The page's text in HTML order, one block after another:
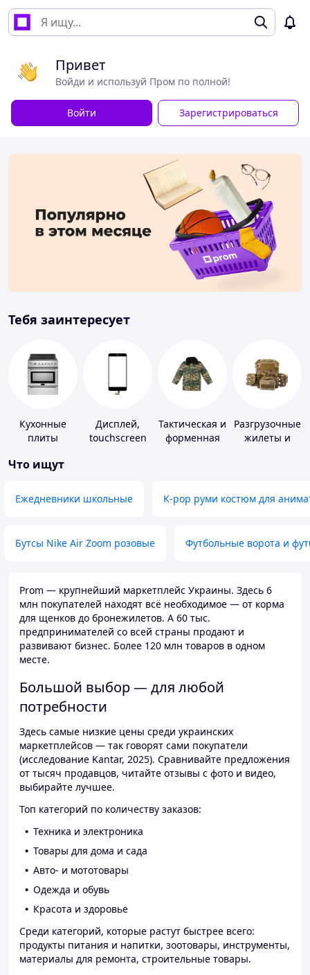
Привет
Войди и используй Пром по полной!
Войти Зарегистрироваться
Тебя заинтересует
Кухонные
плиты
Дисплей,
touchscreen
Тактическая и
форменная
Разгрузочные
жилеты и
Что ищут
Ежедневники школьные K-pop руми костюм для
Бутсы Nike Air Zoom розовые Футбольные ворота и
Prom — крупнейший маркетплейс Украины. Здесь 6
млн покупателей находят всё необходимое — от корма
для щенков до бронежилетов. А 60 тыс.
предпринимателей со всей страны продают и
развивают бизнес. Более 120 млн товаров в одном
месте.
Большой выбор — для любой
потребности
Здесь самые низкие цены среди украинских
маркетплейсов — так говорят сами покупатели
(исследование Kantar, 2025). Сравнивайте предложения
от тысяч продавцов, читайте отзывы с фото и видео,
выбирайте лучшее.
Топ категорий по количеству заказов:
Техника и электроника
Товары для дома и сада
Авто- и мототовары
Одежда и обувь
Красота и здоровье
Среди категорий, которые растут быстрее всего:
продукты питания и напитки, зоотовары, инструменты,
материалы для ремонта, строительные товары.